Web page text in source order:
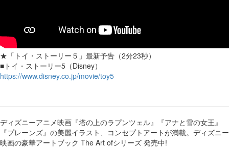
★「トイ・ストーリー５」最新予告（2分23秒）
■トイ・ストーリー5（Disney）
https://www.disney.co.jp/movie/toy5
ディズニーアニメ映画『塔の上のラプンツェル』『アナと雪の女王』
『プレーンズ』の美麗イラスト、コンセプトアートが満載。ディズニー
映画の豪華アートブック The Art ofシリーズ 発売中!